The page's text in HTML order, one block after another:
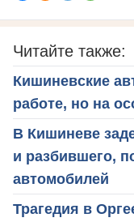
Читайте также:
Кишиневские
работе, но на
В Кишиневе
и разбившего,
автомобилей
Трагедия в